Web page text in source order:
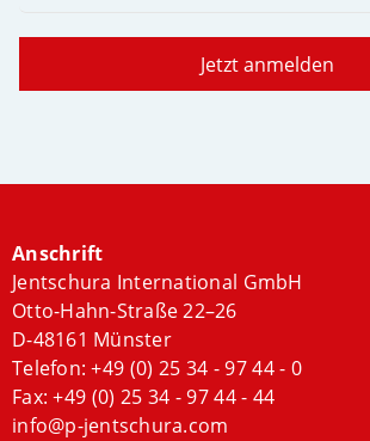
Jetzt anmelden
Anschrift
Jentschura International GmbH
Otto-Hahn-Straße 22–26
D-48161 Münster
Telefon:+49 (0) 25 34 - 97 44 - 0
Fax: +49 (0) 25 34 - 97 44 - 44
info@p-jentschura.com